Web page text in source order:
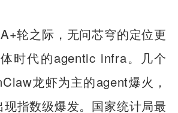
轮之际，无问芯穹的定位更
时代的agentic infra。几个
龙虾为主的agent爆火，
指数级爆发。国家统计局最